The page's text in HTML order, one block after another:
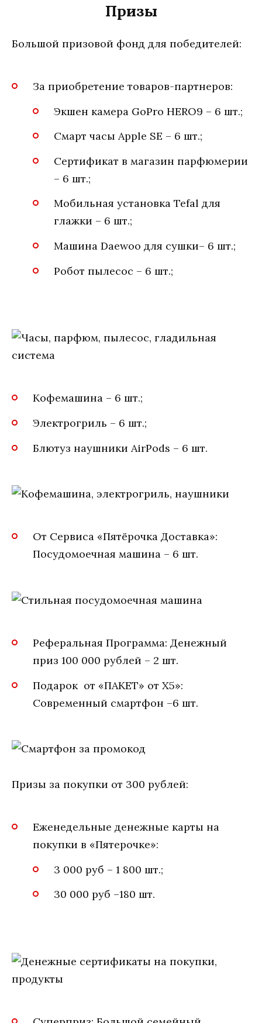
Призы
Большой призовой фонд для победителей:
За приобретение товаров-партнеров:
Экшен камера GoPro HERO9 – 6 шт.;
Смарт часы Apple SE – 6 шт.;
Сертификат в магазин парфюмерии
– 6 шт.;
Мобильная установка Tefal для
глажки – 6 шт.;
Машина Daewoo для сушки– 6 шт.;
Робот пылесос – 6 шт.;
Кофемашина – 6 шт.;
Электрогриль – 6 шт.;
Блютуз наушники AirPods – 6 шт.
От Сервиса «Пятёрочка Доставка»:
Посудомоечная машина – 6 шт.
Реферальная Программа: Денежный
приз 100 000 рублей – 2 шт.
Подарок от «ПАКЕТ» от Х5»:
Современный смартфон –6 шт.
Призы за покупки от 300 рублей:
Еженедельные денежные карты на
покупки в «Пятерочке»:
3 000 руб – 1 800 шт.;
30 000 руб –180 шт.